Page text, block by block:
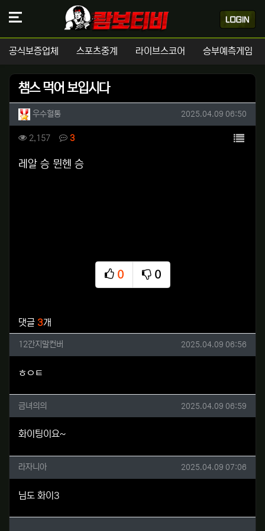
공식보증업체 스포츠중계 라이브스코어 승부예측게임
챔스 먹어 보입시다
작성자 정보
우수혈통작성 작성일
2025.04.09 06:50
컨텐츠 정보
2,157조회 3댓글 목록
본문
레알 승 뮌헨 승
0
추천
0
비추천
댓글 3개
12간지말컨버님의 댓글
12간지말컨버 작성일
2025.04.09 06:56
ㅎㅇㅌ
금녀의의님의 댓글
금녀의의 작성일
2025.04.09 06:59
화이팅이요~
라자니아님의 댓글
라자니아 작성일
2025.04.09 07:06
님도 화이3